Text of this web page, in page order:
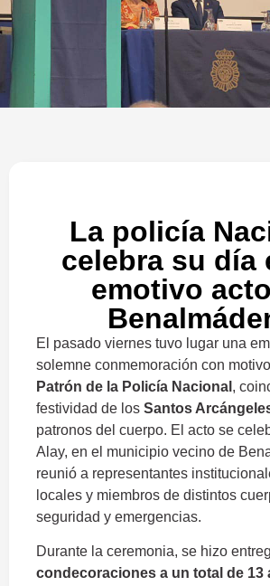
La policía
celebra su día
emotivo
El pasado viernes tuvo lugar una
solemne conmemoración con motivo
Patrón de la Policía Nacional ,
festividad de los Santos
patronos del cuerpo. El acto se
Alay, en el municipio vecino de
reunió a representantes
locales y miembros de distintos
seguridad y emergencias.
Durante la ceremonia, se hizo
condecoraciones a un total de 13